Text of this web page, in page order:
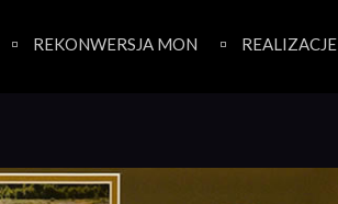
REKONWERSJA MON REALIZACJE